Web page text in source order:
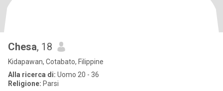
Chesa, 18
Kidapawan, Cotabato, Filippine
Alla ricerca di: Uomo 20 - 36
Religione: Parsi